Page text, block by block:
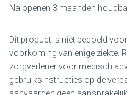
Na openen 3 maanden
Dit product is niet bedoeld
voorkoming van enige ziekte.
zorgverlener voor medisch
gebruiksinstructies op de